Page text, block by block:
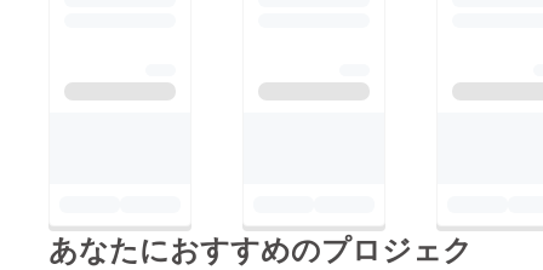
あなたにおすすめのプロジェク